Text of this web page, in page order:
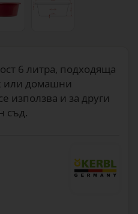
6 литра, подходяща
или домашни
използва и за други
съд.